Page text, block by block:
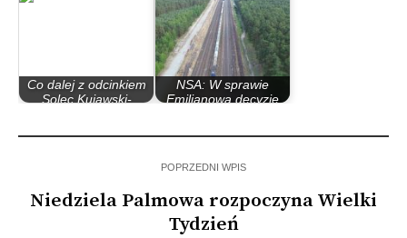
Co dalej z odcinkiem
Solec Kujawski-
NSA: W sprawie
Emilianowa decyzję
POPRZEDNI WPIS
Niedziela Palmowa rozpoczyna Wielki
Tydzień